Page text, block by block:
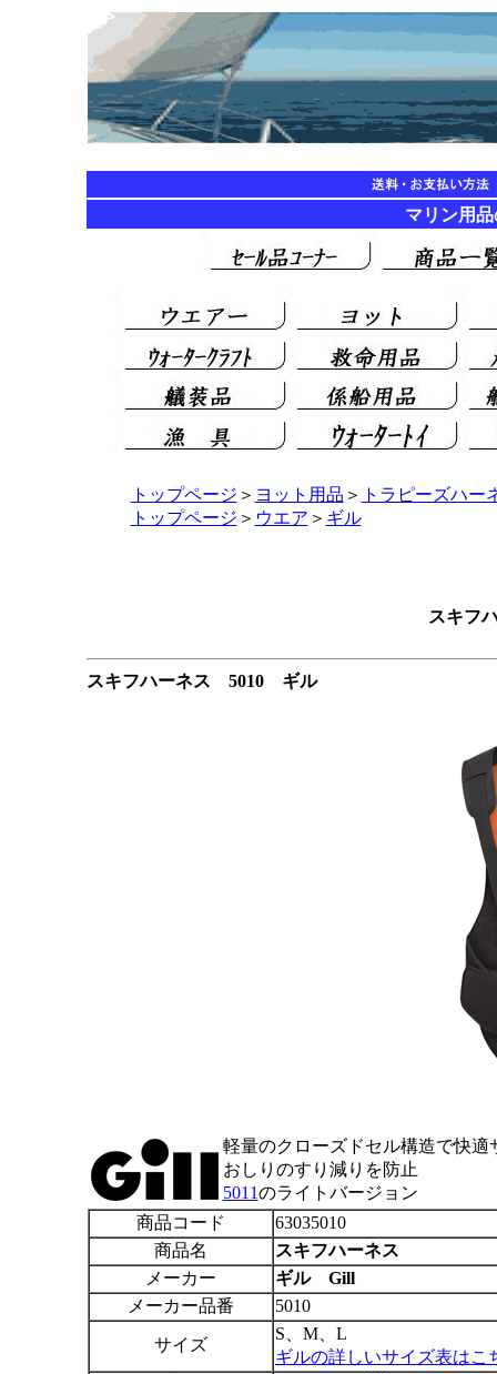
マリン用
トップページ ＞ ヨット用品 ＞ トラピーズハー
トップページ ＞ ウエア ＞ ギル
スキフ
スキフハーネス 5010 ギル
軽量のクローズドセル構造で快適
おしりのすり減りを防止
5011のライトバージョン
商品コード
63035010
商品名
スキフハーネス
メーカー
ギル Gill
メーカー品番
5010
サイズ
S、M、L
ギルの詳しいサイズ表はこ